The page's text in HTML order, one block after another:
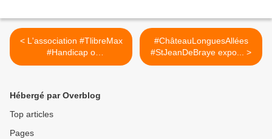
< L'association #TlibreMax
#Handicap o
#1MaxDeJazz...
#ChâteauLonguesAllées
#StJeanDeBraye expo... >
Hébergé par Overblog
Top articles
Pages